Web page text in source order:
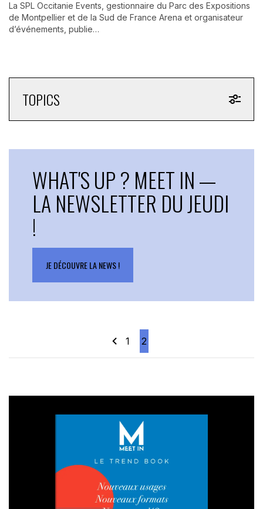
La SPL Occitanie Events, gestionnaire du Parc des Expositions
de Montpellier et de la Sud de France Arena et organisateur
d’événements, publie…
TOPICS
WHAT'S UP ? MEET IN —
LA NEWSLETTER DU JEUDI
!
JE DÉCOUVRE LA NEWS !
1 2